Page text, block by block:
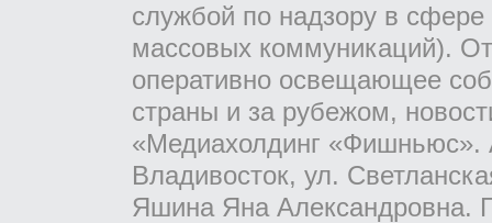
службой по надзору в
массовых коммуникаций).
оперативно освещающее
страны и за рубежом,
«Медиахолдинг «Фишньюс».
Владивосток, ул.
Яшина Яна Александровна.